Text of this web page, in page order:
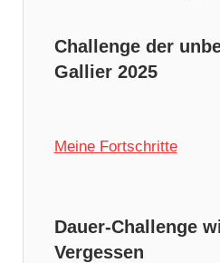
Challenge der
Gallier 2025
Meine Fortschritte
Dauer-Challenge
Vergessen